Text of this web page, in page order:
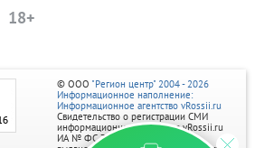
© ООО "Регион центр" 2004 - 2026
Информационное наполнение:
Информационное агентство vRossii.ru
Свидетельство о регистрации СМИ
информационного агентства vRossii.ru
ИА № ФС 77‑35502